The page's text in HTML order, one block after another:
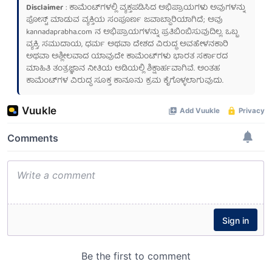
Disclaimer: ಕಾಮೆಂಟ್‌ಗಳಲ್ಲಿ ವ್ಯಕ್ತಪಡಿಸಿದ ಅಭಿಪ್ರಾಯಗಳು ಅವುಗಳನ್ನು
ಪೋಸ್ಟ್ ಮಾಡುವ ವ್ಯಕ್ತಿಯ ಸಂಪೂರ್ಣ ಜವಾಬ್ದಾರಿಯಾಗಿದೆ; ಅವು
kannadaprabha.com ನ ಅಭಿಪ್ರಾಯಗಳನ್ನು ಪ್ರತಿಬಿಂಬಿಸುವುದಿಲ್ಲ. ಒಬ್ಬ
ವ್ಯಕ್ತಿ, ಸಮುದಾಯ, ಧರ್ಮ ಅಥವಾ ದೇಶದ ವಿರುದ್ಧ ಅವಹೇಳನಕಾರಿ
ಅಥವಾ ಅಶ್ಲೀಲವಾದ ಯಾವುದೇ ಕಾಮೆಂಟ್‌ಗಳು ಭಾರತ ಸರ್ಕಾರದ
ಮಾಹಿತಿ ತಂತ್ರಜ್ಞಾನ ನೀತಿಯ ಅಡಿಯಲ್ಲಿ ಶಿಕ್ಷಾರ್ಹವಾಗಿವೆ. ಅಂತಹ
ಕಾಮೆಂಟ್‌ಗಳ ವಿರುದ್ಧ ಸೂಕ್ತ ಕಾನೂನು ಕ್ರಮ ಕೈಗೊಳ್ಳಲಾಗುವುದು.